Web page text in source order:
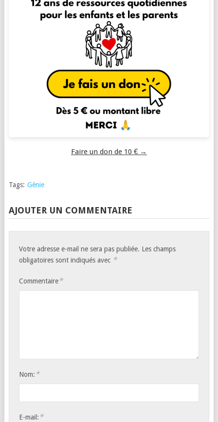
Faire un don de 10 € →
Tags: Génie
AJOUTER UN COMMENTAIRE
Votre adresse e-mail ne sera pas publiée. Les champs
obligatoires sont indiqués avec *
Commentaire*
Nom: *
E-mail: *